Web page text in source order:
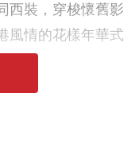
西裝，穿梭懷舊影
風情的花樣年華式